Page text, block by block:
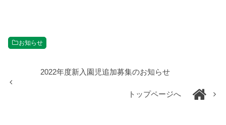
お知らせ
2022年度新入園児追加募集のお知らせ
トップページへ